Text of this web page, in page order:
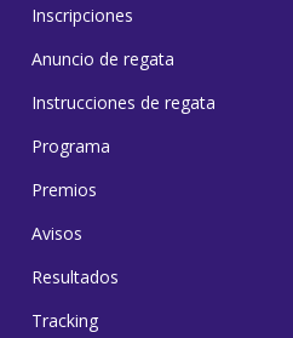
Inscripciones
Anuncio de regata
Instrucciones de regata
Programa
Premios
Avisos
Resultados
Tracking